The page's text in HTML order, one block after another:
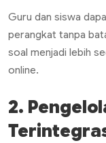
Guru dan siswa
perangkat tanpa
soal menjadi lebih
online.
2.